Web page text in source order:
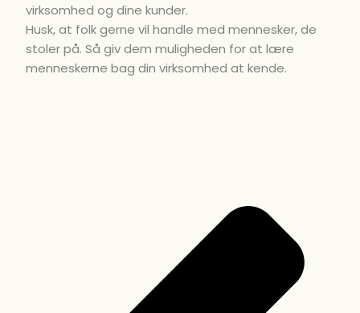
virksomhed og dine kunder.
Husk, at folk gerne vil handle med mennesker, de
stoler på. Så giv dem muligheden for at lære
menneskerne bag din virksomhed at kende.